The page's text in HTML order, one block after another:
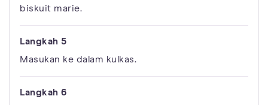
biskuit marie.
Masukan ke dalam kulkas.